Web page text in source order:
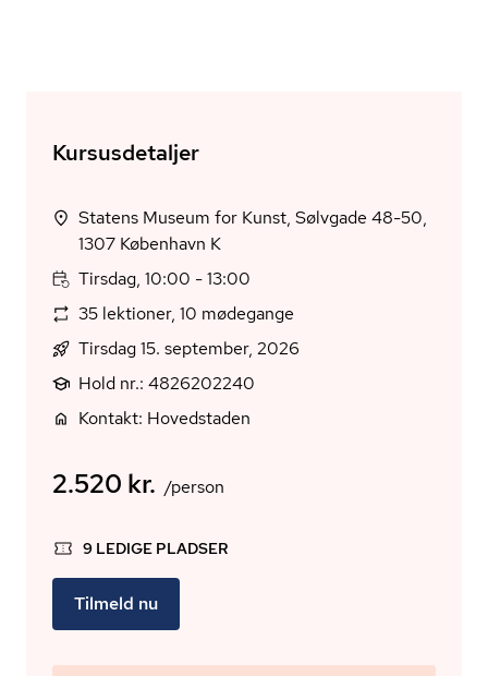
Kursusdetaljer
Statens Museum for Kunst, Sølvgade 48-50,
1307 København K
Tirsdag, 10:00 - 13:00
35 lektioner, 10 mødegange
Tirsdag 15. september, 2026
Hold nr.: 4826202240
Kontakt: Hovedstaden
2.520 kr. /person
9 LEDIGE PLADSER
Tilmeld nu